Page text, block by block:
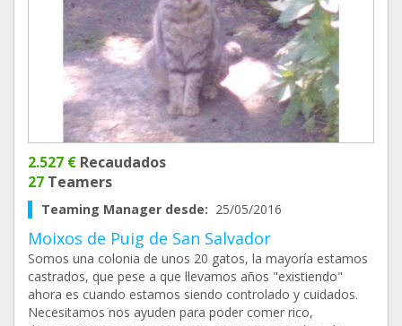
2.527 € Recaudados
27 Teamers
Teaming Manager desde: 25/05/2016
Moixos de Puig de San Salvador
Somos una colonia de unos 20 gatos, la mayoría estamos
castrados, que pese a que llevamos años "existiendo"
ahora es cuando estamos siendo controlado y cuidados.
Necesitamos nos ayuden para poder comer rico,